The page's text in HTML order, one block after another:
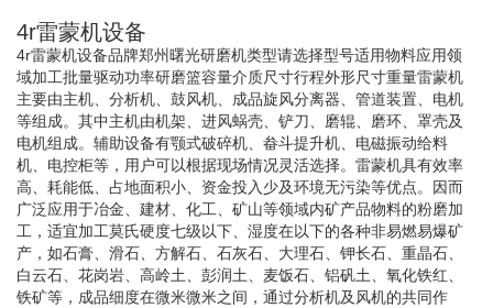
4r雷蒙机设备
4r雷蒙机设备品牌郑州曙光研磨机类型请选择型号适用物料应用领
域加工批量驱动功率研磨篮容量介质尺寸行程外形尺寸重量雷蒙机
主要由主机、分析机、鼓风机、成品旋风分离器、管道装置、电机
等组成。其中主机由机架、进风蜗壳、铲刀、磨辊、磨环、罩壳及
电机组成。辅助设备有颚式破碎机、畚斗提升机、电磁振动给料
机、电控柜等，用户可以根据现场情况灵活选择。雷蒙机具有效率
高、耗能低、占地面积小、资金投入少及环境无污染等优点。因而
广泛应用于冶金、建材、化工、矿山等领域内矿产品物料的粉磨加
工，适宜加工莫氏硬度七级以下、湿度在以下的各种非易燃易爆矿
产，如石膏、滑石、方解石、石灰石、大理石、钾长石、重晶石、
白云石、花岗岩、高岭土、彭润土、麦饭石、铝矾土、氧化铁红、
铁矿等，成品细度在微米微米之间，通过分析机及风机的共同作